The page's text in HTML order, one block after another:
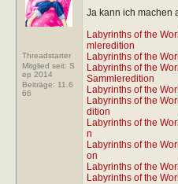
Threadstarter
Mitglied seit: S
ep 2014
Beiträge: 11.6
66
Ja kann ich machen
Labyrinths of the
mleredition
Labyrinths of the
Labyrinths of the
Sammleredition
Labyrinths of the
Labyrinths of the
dition
Labyrinths of the
n
Labyrinths of the
on
Labyrinths of the
Labyrinths of the